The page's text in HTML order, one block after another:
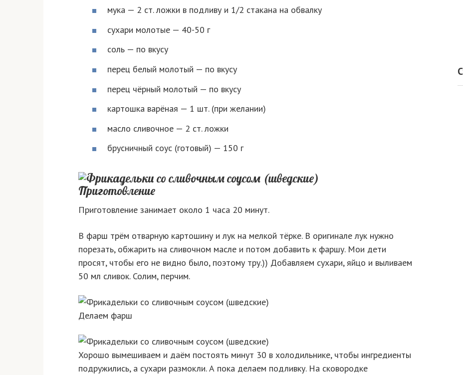
мука — 2 ст. ложки в подливу и 1/2 стакана на обвалку
сухари молотые — 40-50 г
соль — по вкусу
перец белый молотый — по вкусу
перец чёрный молотый — по вкусу
картошка варёная — 1 шт. (при желании)
масло сливочное — 2 ст. ложки
брусничный соус (готовый) — 150 г
Приготовление
Приготовление занимает около 1 часа 20 минут.
В фарш трём отварную картошину и лук на мелкой тёрке. В оригинале лук нужно
порезать, обжарить на сливочном масле и потом добавить к фаршу. Мои дети
просят, чтобы его не видно было, поэтому тру.)) Добавляем сухари, яйцо и выливаем
50 мл сливок. Солим, перчим.
Делаем фарш
Хорошо вымешиваем и даём постоять минут 30 в холодильнике, чтобы ингредиенты
подружились, а сухари размокли. А пока делаем подливку. На сковородке